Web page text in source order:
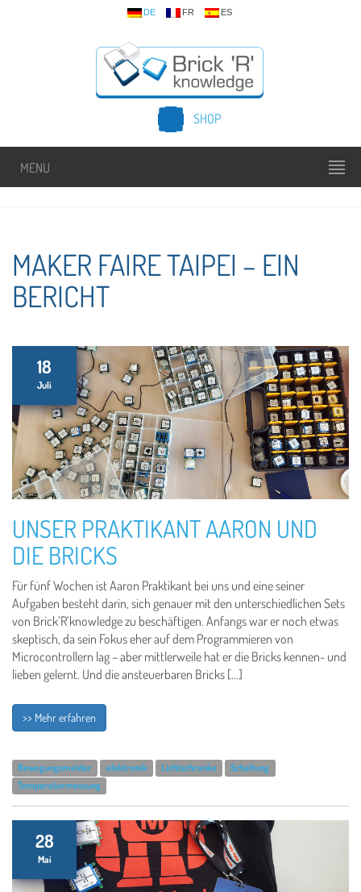
DE FR ES
SHOP
MENU
MAKER FAIRE TAIPEI – EIN
BERICHT
18
Juli
UNSER PRAKTIKANT AARON UND
DIE BRICKS
Für fünf Wochen ist Aaron Praktikant bei uns und eine seiner
Aufgaben besteht darin, sich genauer mit den unterschiedlichen Sets
von Brick’R’knowledge zu beschäftigen. Anfangs war er noch etwas
skeptisch, da sein Fokus eher auf dem Programmieren von
Microcontrollern lag – aber mittlerweile hat er die Bricks kennen- und
lieben gelernt. Und die ansteuerbaren Bricks […]
>> Mehr erfahren
Bewegungsmelder elektronik Lichtschranke
Schaltung
Temperaturmessung
28
Mai